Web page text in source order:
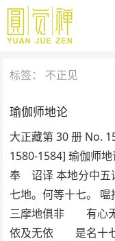
跳
主
内标签： 不正见
瑜伽师地论
大正藏第 30 册 No.
1580-1584] 瑜伽师
奉 诏译 本地分中五
七地。何等十七。
三摩地俱非 有心
依及无依 是名十七